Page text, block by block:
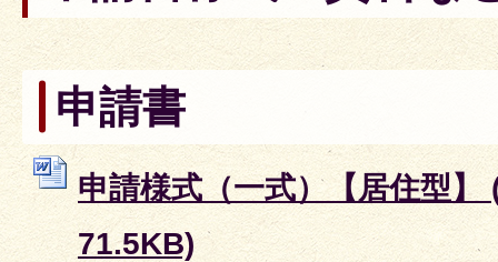
申請書
申請様式（一式）【居住型
71.5KB)